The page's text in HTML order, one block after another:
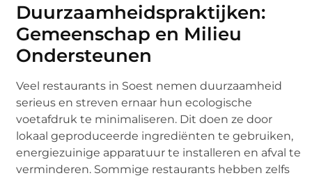
Duurzaamheidspraktijken:
Gemeenschap en Milieu
Ondersteunen
Veel restaurants in Soest nemen duurzaamheid
serieus en streven ernaar hun ecologische
voetafdruk te minimaliseren. Dit doen ze door
lokaal geproduceerde ingrediënten te gebruiken,
energiezuinige apparatuur te installeren en afval te
verminderen. Sommige restaurants hebben zelfs